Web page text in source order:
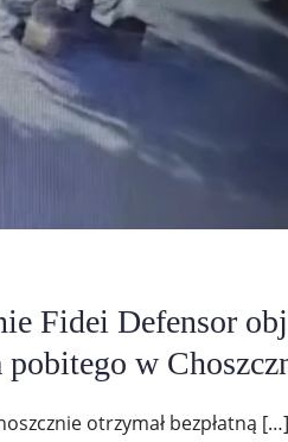
Fidei Defensor
pobitego w
otrzymał bezpłatną […]